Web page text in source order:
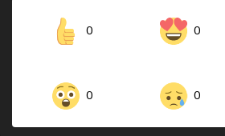
0 0
0 0